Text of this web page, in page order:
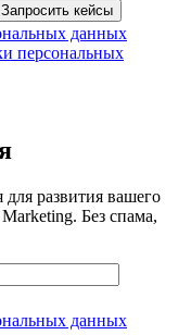
Запросить кейсы
данных
персональных
развития вашего
Без спама,
данных